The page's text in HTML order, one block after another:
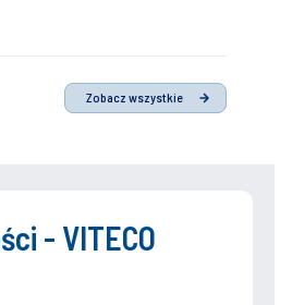
Zobacz wszystkie
- VITECO